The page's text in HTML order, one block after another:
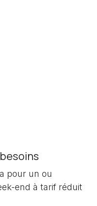
pour un ou
end à tarif réduit